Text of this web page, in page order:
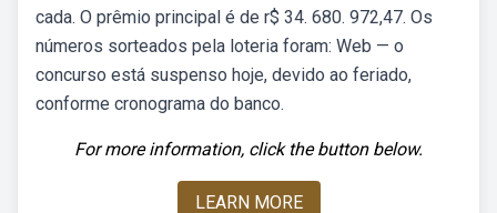
cada. O prêmio principal é de r$ 34. 680. 972,47. Os
números sorteados pela loteria foram: Web — o
concurso está suspenso hoje, devido ao feriado,
conforme cronograma do banco.
For more information, click the button below.
LEARN MORE